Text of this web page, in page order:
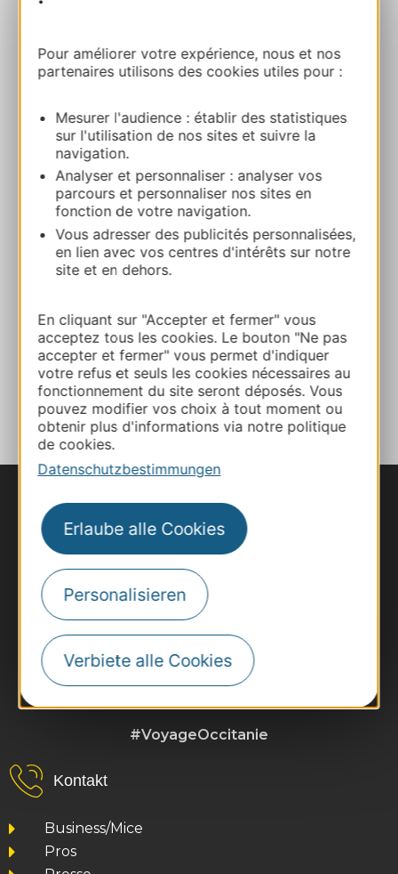
Pour améliorer votre expérience, nous et nos
partenaires utilisons des cookies utiles pour :
Mesurer l'audience : établir des statistiques
sur l'utilisation de nos sites et suivre la
navigation.
Analyser et personnaliser : analyser vos
parcours et personnaliser nos sites en
fonction de votre navigation.
Vous adresser des publicités personnalisées,
en lien avec vos centres d'intérêts sur notre
site et en dehors.
En cliquant sur "Accepter et fermer" vous
acceptez tous les cookies. Le bouton "Ne pas
accepter et fermer" vous permet d'indiquer
votre refus et seuls les cookies nécessaires au
fonctionnement du site seront déposés. Vous
pouvez modifier vos choix à tout moment ou
obtenir plus d'informations via notre politique
de cookies.
Datenschutzbestimmungen
Erlaube alle Cookies
Personalisieren
Verbiete alle Cookies
ANGLES
+33 6 77 80 54 01
E-mail
Webseite
Facebook
ZU MEINEN FAVORITEN
#VoyageOccitanie
Kontakt
Business/Mice
Pros